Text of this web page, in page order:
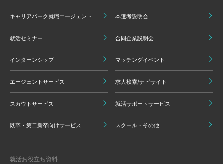
キャリアパーク就職エージェント 本選考説明会
就活セミナー 合同企業説明会
インターンシップ マッチングイベント
エージェントサービス 求人検索/ナビサイト
スカウトサービス 就活サポートサービス
既卒・第二新卒向けサービス スクール・その他
就活お役立ち資料